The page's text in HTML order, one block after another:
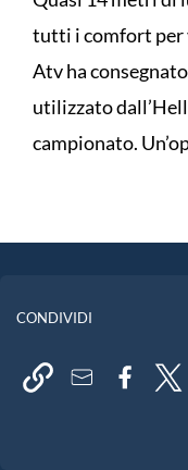
tutti i comfort per
Atv ha
utilizzato
campionato.
CONDIVIDI